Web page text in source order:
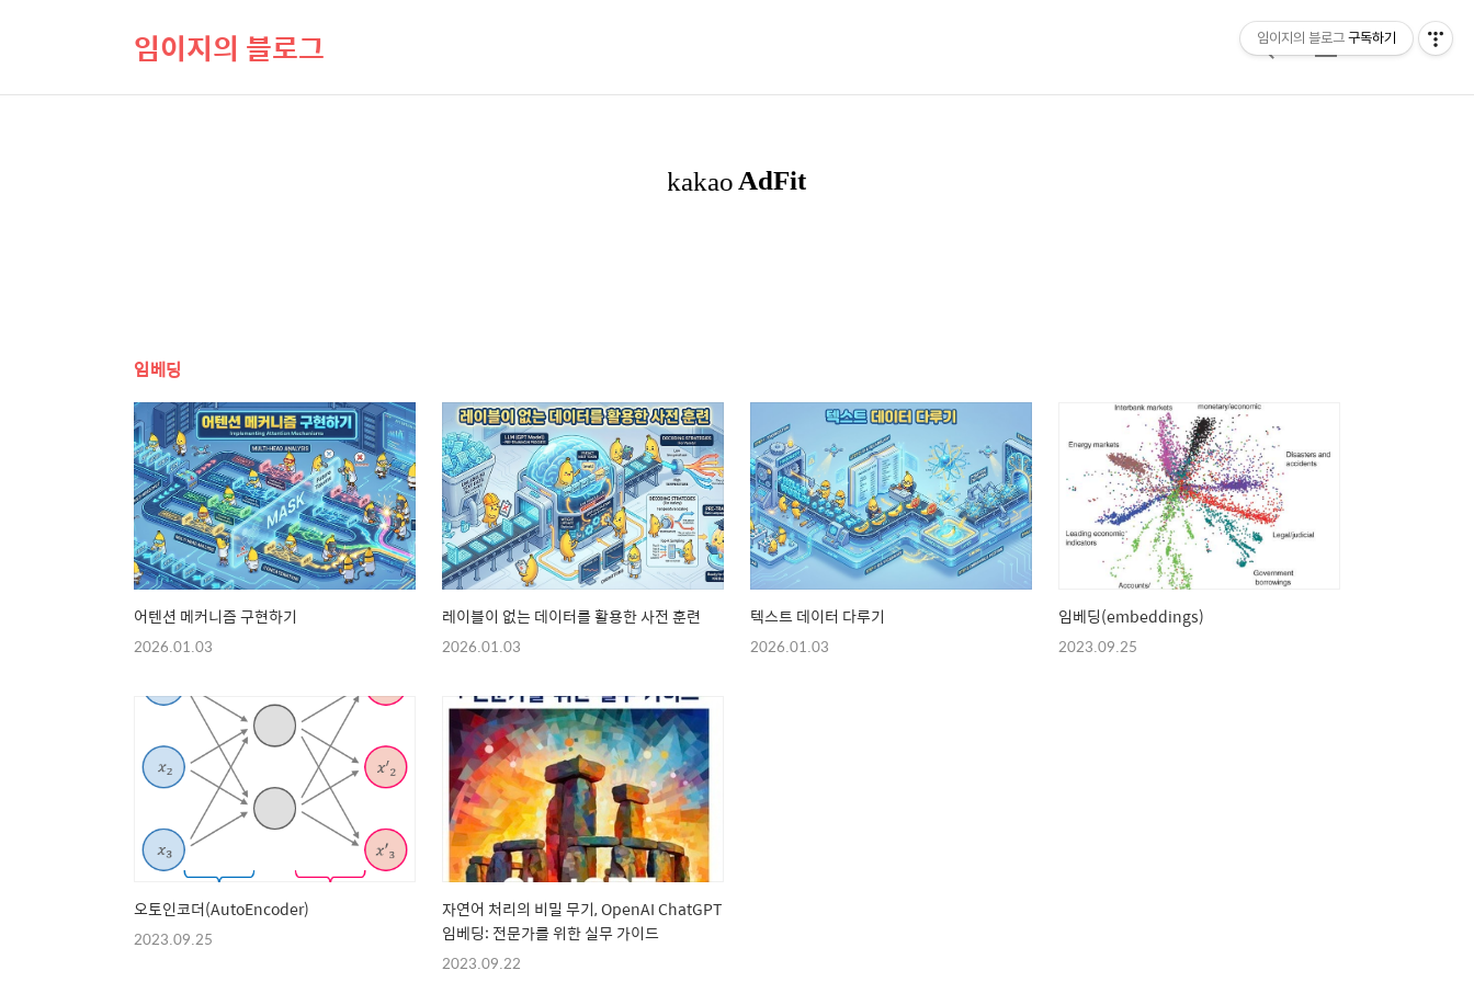
임이지의 블로그
검
메
임베딩
어텐션 메커니즘 구현하기
2026.01.03
레이블이 없는 데이터를 활용한 사전 훈련
2026.01.03
텍스트 데이터 다루기
2026.01.03
임베딩(embeddings)
2023.09.25
오토인코더(AutoEncoder)
2023.09.25
자연어 처리의 비밀 무기, OpenAI ChatGPT
임베딩: 전문가를 위한 실무 가이드
2023.09.22
임이지의 블로그 구독하기